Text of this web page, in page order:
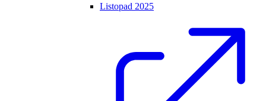
Listopad 2025